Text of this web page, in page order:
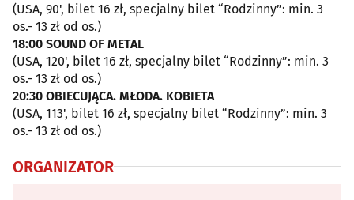
(USA, 90', bilet 16 zł, specjalny bilet “Rodzinny”: min. 3
os.- 13 zł od os.)
18:00 SOUND OF METAL
(USA, 120', bilet 16 zł, specjalny bilet “Rodzinny”: min. 3
os.- 13 zł od os.)
20:30 OBIECUJĄCA. MŁODA. KOBIETA
(USA, 113', bilet 16 zł, specjalny bilet “Rodzinny”: min. 3
os.- 13 zł od os.)
ORGANIZATOR